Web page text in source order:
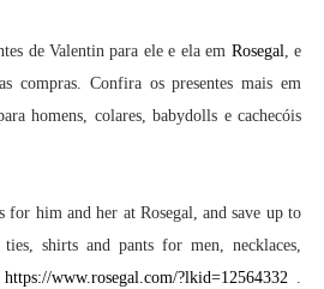
de Valentin para ele e ela em Rosegal, e
compras. Confira os presentes mais em
homens, colares, babydolls e cachecóis
for him and her at Rosegal, and save up to
shirts and pants for men, necklaces,
https://www.rosegal.com/?lkid=12564332.